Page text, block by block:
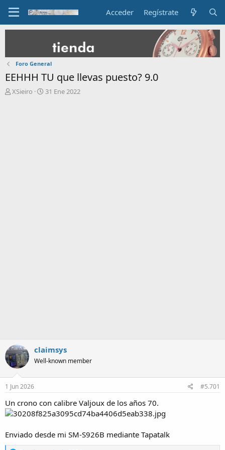
Acceder Regístrate
Foro General
EEHHH TU que llevas puesto? 9.0
IXSieiro
F
31 Ene 2022
claimsys
Well-known member
1 Jun 2026 #5.701
Un crono con calibre Valjoux de los años 70.
Enviado desde mi SM-S926B mediante Tapatalk